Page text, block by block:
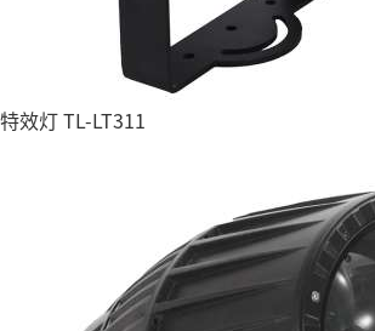
特效灯 TL-LT311